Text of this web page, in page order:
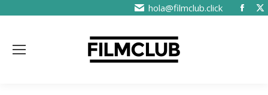
hola@filmclub.click